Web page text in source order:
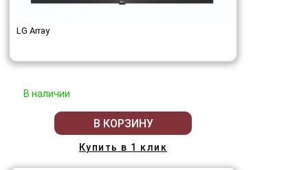
LG Array
В наличии
В КОРЗИНУ
Купить в 1 клик